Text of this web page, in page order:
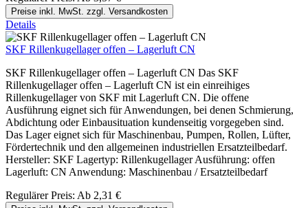
Preise inkl. MwSt. zzgl. Versandkosten
Details
SKF Rillenkugellager offen – Lagerluft CN
SKF Rillenkugellager offen – Lagerluft CN Das SKF
Rillenkugellager offen – Lagerluft CN ist ein einreihiges
Rillenkugellager von SKF mit Lagerluft CN. Die offene
Ausführung eignet sich für Anwendungen, bei denen Schmierung,
Abdichtung oder Einbausituation kundenseitig vorgegeben sind.
Das Lager eignet sich für Maschinenbau, Pumpen, Rollen, Lüfter,
Fördertechnik und den allgemeinen industriellen Ersatzteilbedarf.
Hersteller: SKF Lagertyp: Rillenkugellager Ausführung: offen
Lagerluft: CN Anwendung: Maschinenbau / Ersatzteilbedarf
Regulärer Preis: Ab 2,31 €